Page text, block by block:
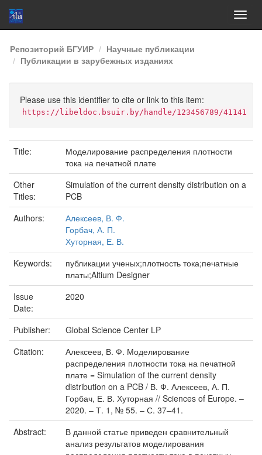
Skip
navigation
Репозиторий БГУИР
Научные публикации
Публикации в зарубежных изданиях
Please use this identifier to cite or link to this item:
https://libeldoc.bsuir.by/handle/123456789/41141
Title:
Моделирование распределения плотности
тока на печатной плате
Other
Titles:
Simulation of the current density distribution on a
PCB
Authors:
Алексеев, В. Ф.
Горбач, А. П.
Хуторная, Е. В.
Keywords:
публикации ученых;плотность тока;печатные
платы;Altium Designer
Issue
Date:
2020
Publisher:
Global Science Center LP
Citation:
Алексеев, В. Ф. Моделирование
распределения плотности тока на печатной
плате = Simulation of the current density
distribution on a PCB / В. Ф. Алексеев, А. П.
Горбач, Е. В. Хуторная // Sciences of Europe. –
2020. – Т. 1, № 55. – С. 37–41.
Abstract:
В данной статье приведен сравнительный
анализ результатов моделирования